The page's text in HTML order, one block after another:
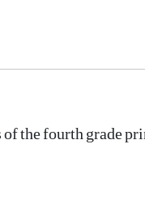
the fourth grade